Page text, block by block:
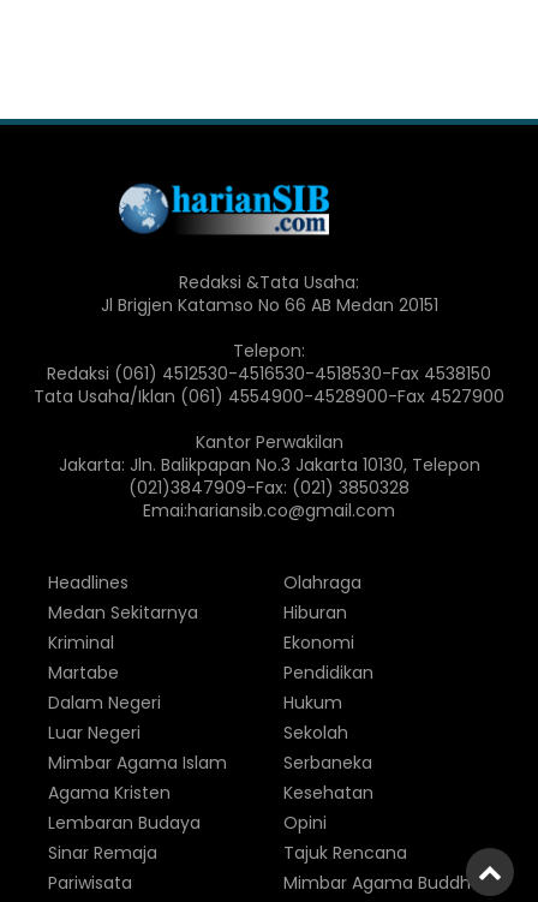
Redaksi &Tata Usaha:
Jl Brigjen Katamso No 66 AB Medan 20151
Telepon:
Redaksi (061) 4512530-4516530-4518530-Fax 4538150
Tata Usaha/Iklan (061) 4554900-4528900-Fax 4527900
Kantor Perwakilan
Jakarta: Jln. Balikpapan No.3 Jakarta 10130, Telepon
(021)3847909-Fax: (021) 3850328
Emai:hariansib.co@gmail.com
Headlines
Medan Sekitarnya
Kriminal
Martabe
Dalam Negeri
Luar Negeri
Olahraga
Hiburan
Ekonomi
Pendidikan
Hukum
Sekolah
Mimbar Agama Islam
Agama Kristen
Lembaran Budaya
Sinar Remaja
Pariwisata
Serbaneka
Kesehatan
Opini
Tajuk Rencana
Mimbar Agama Buddha